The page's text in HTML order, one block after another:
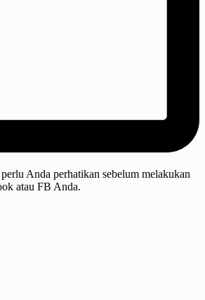
Anda perhatikan sebelum melakukan
atau FB Anda.